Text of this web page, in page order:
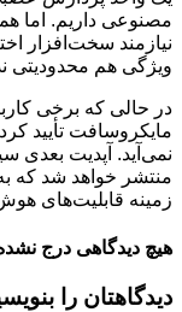
نیازمند سخت‌افزار
ویژگی هم محدودیتی
منتشر خواهد شد که
زمینه قابلیت‌های
هیچ دیدگاهی درج
دیدگاهتان را